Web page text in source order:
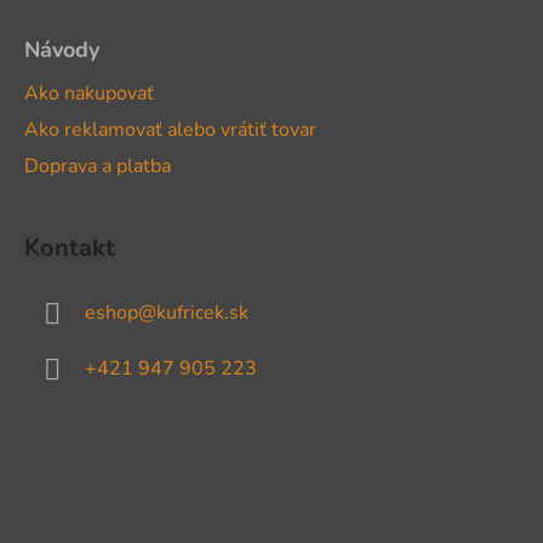
Návody
Ako nakupovať
Ako reklamovať alebo vrátiť tovar
Doprava a platba
Kontakt
eshop@kufricek.sk
+421 947 905 223